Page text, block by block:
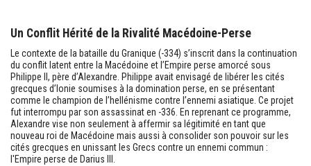
Un Conflit Hérité de la Rivalité Macédoine-Perse
Le contexte de la bataille du Granique (-334) s’inscrit dans la continuation
du conflit latent entre la Macédoine et l’Empire perse amorcé sous
Philippe II, père d’Alexandre. Philippe avait envisagé de libérer les cités
grecques d’Ionie soumises à la domination perse, en se présentant
comme le champion de l’hellénisme contre l’ennemi asiatique. Ce projet
fut interrompu par son assassinat en -336. En reprenant ce programme,
Alexandre vise non seulement à affermir sa légitimité en tant que
nouveau roi de Macédoine mais aussi à consolider son pouvoir sur les
cités grecques en unissant les Grecs contre un ennemi commun :
l'Empire perse de Darius III.